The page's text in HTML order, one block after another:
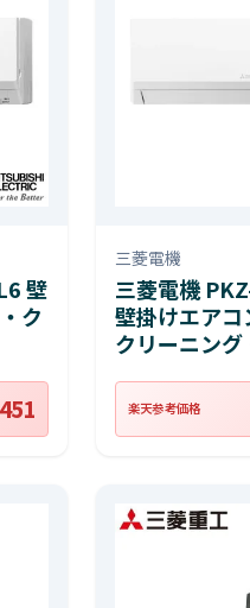
壁
ク
三菱電機
三菱電機
壁掛けエアコ
クリーニン
楽天参考価格